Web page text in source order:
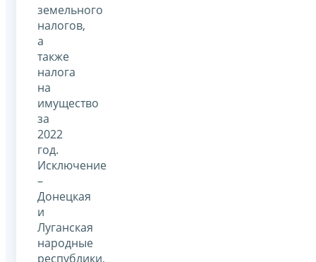
земельного
налогов,
а
также
налога
на
имущество
за
2022
год.
Исключение
–
Донецкая
и
Луганская
народные
республики,